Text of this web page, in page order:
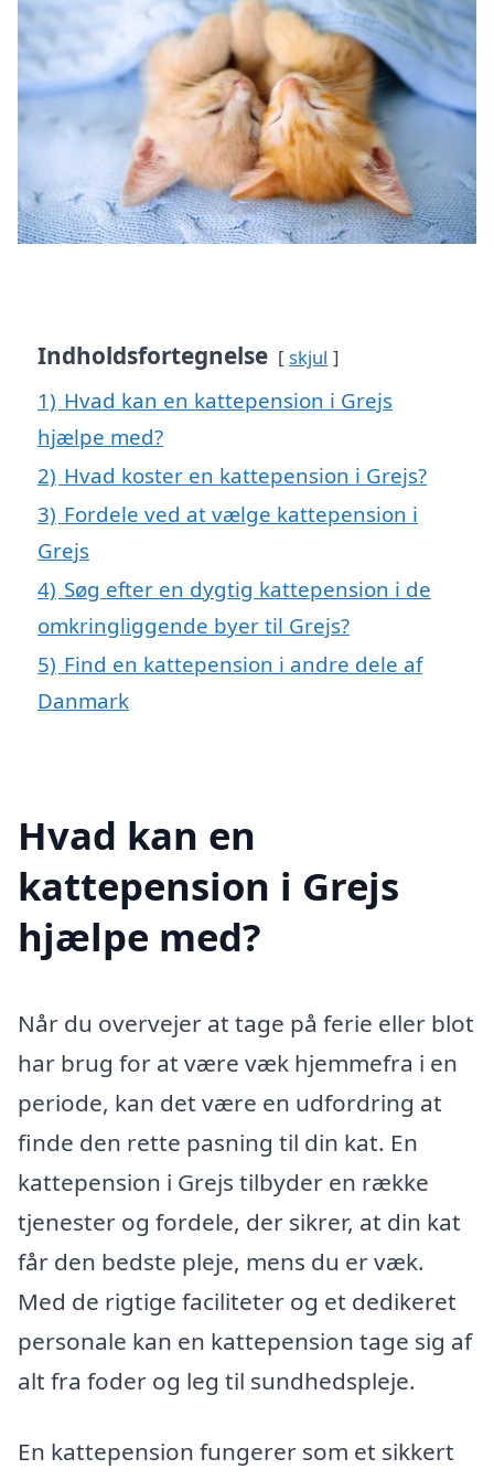
Indholdsfortegnelse skjul
1) Hvad kan en kattepension i Grejs
hjælpe med?
2) Hvad koster en kattepension i Grejs?
3) Fordele ved at vælge kattepension i
Grejs
4) Søg efter en dygtig kattepension i de
omkringliggende byer til Grejs?
5) Find en kattepension i andre dele af
Danmark
Hvad kan en
kattepension i Grejs
hjælpe med?
Når du overvejer at tage på ferie eller blot
har brug for at være væk hjemmefra i en
periode, kan det være en udfordring at
finde den rette pasning til din kat. En
kattepension i Grejs tilbyder en række
tjenester og fordele, der sikrer, at din kat
får den bedste pleje, mens du er væk.
Med de rigtige faciliteter og et dedikeret
personale kan en kattepension tage sig af
alt fra foder og leg til sundhedspleje.
En kattepension fungerer som et sikkert